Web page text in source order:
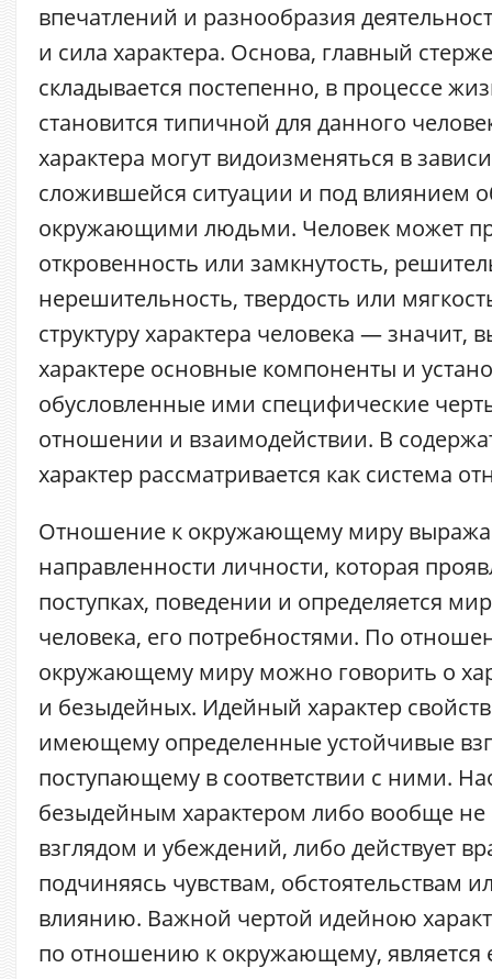
впечатлений и разнообразия
и сила характера. Основа, главный
складывается постепенно, в процессе
становится типичной для данного
характера могут видоизменяться в
сложившейся ситуации и под влиянием
окружающими людьми. Человек может
откровенность или замкнутость,
нерешительность, твердость или
структуру характера человека — значит,
характере основные компоненты и
обусловленные ими специфические
отношении и взаимодействии. В
характер рассматривается как система
Отношение к окружающему миру
направленности личности, которая
поступках, поведении и определяется
человека, его потребностями. По
окружающему миру можно говорить о
и безыдейных. Идейный характер
имеющему определенные устойчивые
поступающему в соответствии с ними.
безыдейным характером либо вообще не
взглядом и убеждений, либо действует
подчиняясь чувствам, обстоятельствам
влиянию. Важной чертой идейною
по отношению к окружающему, является